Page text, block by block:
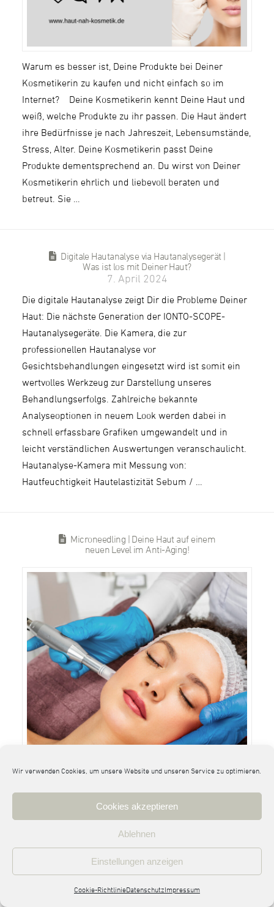
Wir verwenden Cookies, um unsere Website und unseren Service zu optimieren.
Cookies akzeptieren
Ablehnen
Einstellungen anzeigen
Cookie-RichtlinieDatenschutz Impressum
Warum es besser ist, Deine Produkte bei Deiner
Kosmetikerin zu kaufen und nicht einfach so im
Internet? Deine Kosmetikerin kennt Deine Haut und
weiß, welche Produkte zu ihr passen. Die Haut ändert
ihre Bedürfnisse je nach Jahreszeit, Lebensumstände,
Stress, Alter. Deine Kosmetikerin passt Deine
Produkte dementsprechend an. Du wirst von Deiner
Kosmetikerin ehrlich und liebevoll beraten und
betreut. Sie …
Digitale Hautanalyse via Hautanalysegerät |
Was ist los mit Deiner Haut?
7. April 2024
Die digitale Hautanalyse zeigt Dir die Probleme Deiner
Haut: Die nächste Generation der IONTO-SCOPE-
Hautanalysegeräte. Die Kamera, die zur
professionellen Hautanalyse vor
Gesichtsbehandlungen eingesetzt wird ist somit ein
wertvolles Werkzeug zur Darstellung unseres
Behandlungserfolgs. Zahlreiche bekannte
Analyseoptionen in neuem Look werden dabei in
schnell erfassbare Grafiken umgewandelt und in
leicht verständlichen Auswertungen veranschaulicht.
Hautanalyse-Kamera mit Messung von:
Hautfeuchtigkeit Hautelastizität Sebum / …
Microneedling | Deine Haut auf einem
neuen Level im Anti-Aging!
Wusstest du, dass eine einzige Microneedling-
Behandlung so viel Kollagen bildet, wie deine Haut in
bekannt als „Kollageninduktionstherapie“, ist eine
minimal-invasive Behandlungsmethode, bei der
winzige, sterile Nadeln verwendet werden, um